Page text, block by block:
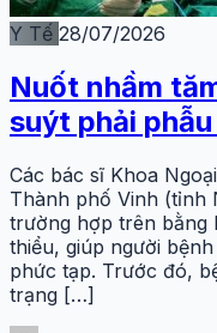
Y Tế 28/07/2026
Nuốt nhầm
suýt phải
Các bác sĩ Khoa
Thành phố Vinh (tỉnh
trường hợp trên bằng
thiểu, giúp người
phức tạp. Trước đó,
trạng […]